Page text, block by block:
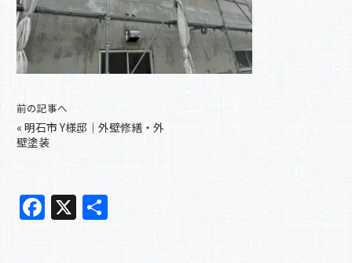
前の記事へ
« 明石市 Y様邸｜外壁修繕・外
壁塗装
F
a
X